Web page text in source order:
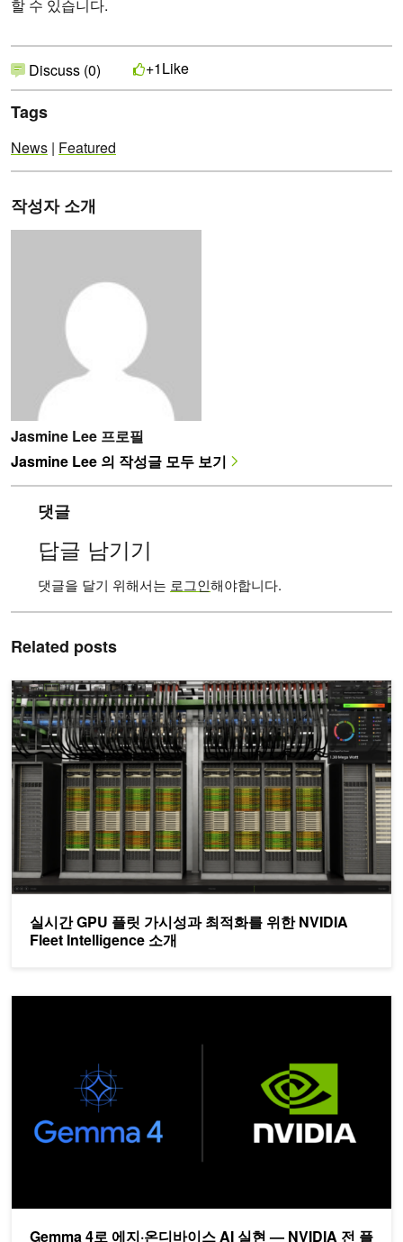
할 수 있습니다.
Discuss (0) +1Like
Tags
News | Featured
작성자 소개
Jasmine Lee 프로필
Jasmine Lee 의 작성글 모두 보기
댓글
답글 남기기
댓글을 달기 위해서는 로그인해야합니다.
Related posts
실시간 GPU 플릿 가시성과 최적화를 위한 NVIDIA
Fleet Intelligence 소개
실시간 GPU 플릿 가시성과 최적화를 위한 NVIDIA Fleet
Gemma 4로 에지·온디바이스 AI 실현 — NVIDIA 전 플
Gemma 4로 에지·온디바이스 AI 실현 — NVIDIA 전 플랫폼 완전